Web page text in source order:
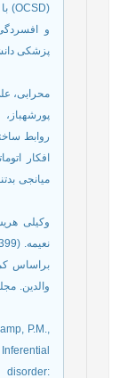
و
محرابی،
روابط
افکار
میانجی
وکیلی
براساس
P.M.,
disorder: